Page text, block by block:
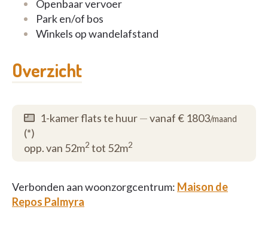
Openbaar vervoer
Park en/of bos
Winkels op wandelafstand
Overzicht
1-kamer flats te huur—vanaf € 1803/maand
(*)
opp. van 52m2 tot 52m2
Verbonden aan woonzorgcentrum: Maison de
Repos Palmyra